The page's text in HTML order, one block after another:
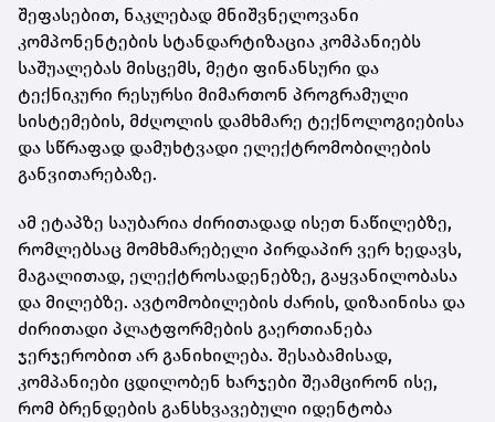
შეფასებით, ნაკლებად მნიშვნელოვანი
კომპონენტების სტანდარტიზაცია კომპანიებს
საშუალებას მისცემს, მეტი ფინანსური და
ტექნიკური რესურსი მიმართონ პროგრამული
სისტემების, მძღოლის დამხმარე ტექნოლოგიებისა
და სწრაფად დამუხტვადი ელექტრომობილების
განვითარებაზე.
ამ ეტაპზე საუბარია ძირითადად ისეთ ნაწილებზე,
რომლებსაც მომხმარებელი პირდაპირ ვერ ხედავს,
მაგალითად, ელექტროსადენებზე, გაყვანილობასა
და მილებზე. ავტომობილების ძარის, დიზაინისა და
ძირითადი პლატფორმების გაერთიანება
ჯერჯერობით არ განიხილება. შესაბამისად,
კომპანიები ცდილობენ ხარჯები შეამცირონ ისე,
რომ ბრენდების განსხვავებული იდენტობა